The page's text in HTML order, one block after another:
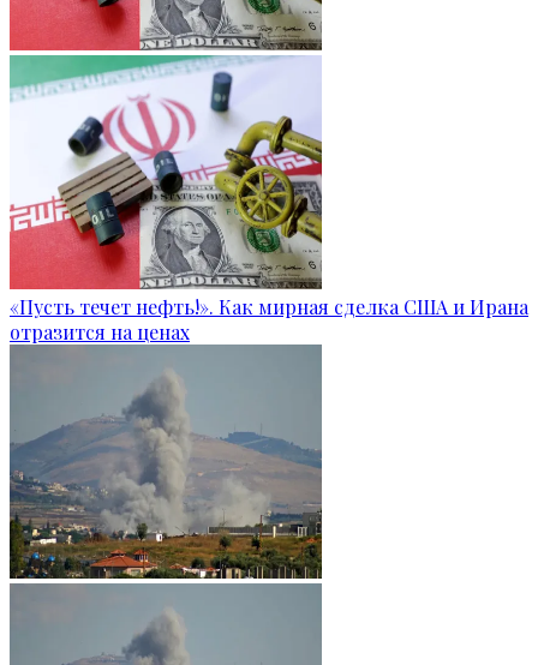
«Пусть течет нефть!». Как мирная сделка США и Ирана
отразится на ценах